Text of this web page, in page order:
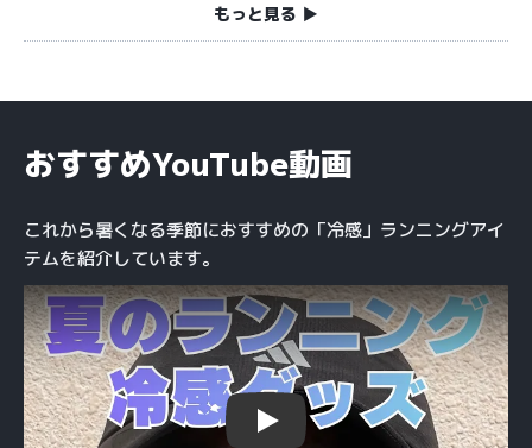
もっと見る ▶︎
おすすめYouTube動画
これから暑くなる季節におすすめの「冷感」ランニングアイ
テムを紹介しています。
Play